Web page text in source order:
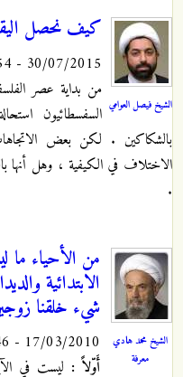
الشيخ فيصل العوامي
كيف نحصل
30/07/2015 - 11:54
من بداية عصر
السفسطائيون
بالشكاكين . لكن بعض
الاختلاف في الكيفية ، وهل أنها
.
الشيخ محمد هادي
معرفة
من الأحياء ما
الابتدائية
شيء خلقنا
17/03/2010 - 10:46
أَوّلاً : ليست في